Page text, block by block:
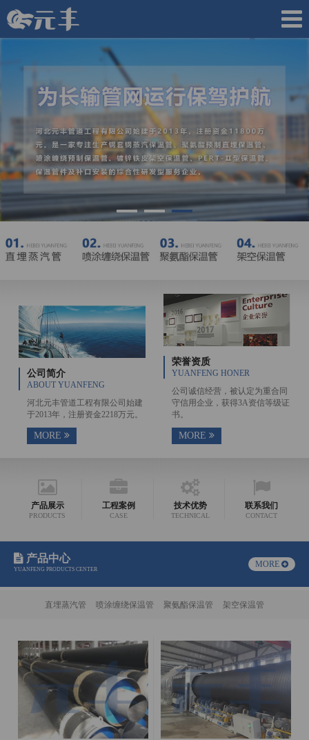
公司简介
ABOUT YUANFENG
河北元丰管道工程有限公司始建
于2013年，注册资金2218万元。
MORE
荣誉资质
YUANFENG HONER
公司诚信经营，被认定为重合同
守信用企业，获得3A资信等级证
书。
MORE
产品展示
PRODUCTS
工程案例
CASE
技术优势
TECHNICAL
联系我们
CONTACT
产品中心
YUANFENG PRODUCTS CENTER
MORE
直埋蒸汽管 喷涂缠绕保温管 聚氨酯保温管 架空保温管